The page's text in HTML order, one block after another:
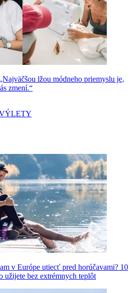
lžou módneho priemyslu je,
zmení.“
v Európe utiecť pred horúčavami? 10
užijete bez extrémnych teplôt